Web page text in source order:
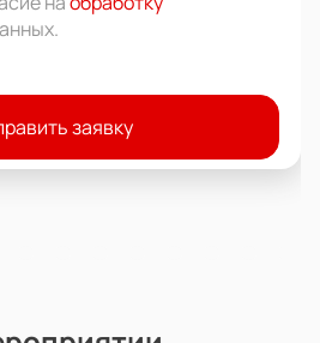
.
заявку